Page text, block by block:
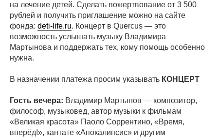
на лечение детей. Сделать пожертвование от 3 500
рублей и получить приглашение можно на сайте
фонда: deti-life.ru. Концерт в Quercus — это
возможность услышать музыку Владимира
Мартынова и поддержать тех, кому помощь особенно
нужна.
В назначении платежа просим указывать КОНЦЕРТ
Гость вечера: Владимир Мартынов — композитор,
философ, музыковед, автор музыки к фильмам
«Великая красота» Паоло Соррентино, «Время,
вперёд!», кантате «Апокалипсис» и другим